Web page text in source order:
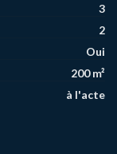
3
2
Oui
200 m²
à l'acte